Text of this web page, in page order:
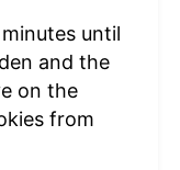
until
and the
on the
from